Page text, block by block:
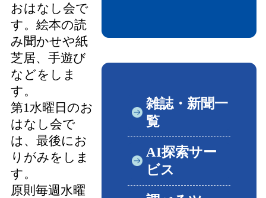
おはなし会で
す。絵本の読
み聞かせや紙
芝居、手遊び
などをしま
す。
第1水曜日のお
はなし会で
は、最後にお
りがみをしま
す。
原則毎週水曜
雑誌・新聞一
覧
AI探索サー
ビス